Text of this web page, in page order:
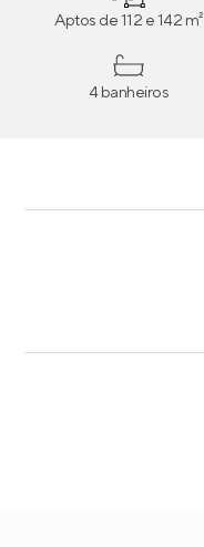
Aptos de 112 e 142 m²
4 banheiros